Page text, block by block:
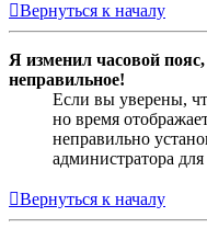
Вернуться к началу
Я изменил часовой
неправильное!
Если вы уверены,
но время
неправильно
администратора
Вернуться к началу